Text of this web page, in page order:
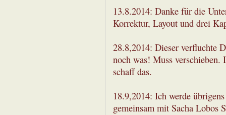
13.8.2014: Danke für die
Korrektur, Layout und drei
28.8,2014: Dieser verfluchte
noch was! Muss
schaff das.
18.9,2014: Ich werde
gemeinsam mit Sacha Lobos